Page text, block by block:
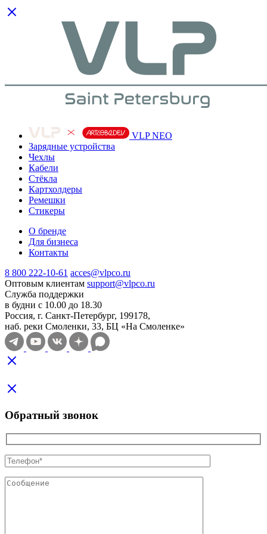
VLP NEO
Зарядные устройства
Чехлы
Кабели
Cтёкла
Картхолдеры
Ремешки
Стикеры
О бренде
Для бизнеса
Контакты
8 800 222-10-61 acces@vlpco.ru
Оптовым клиентам support@vlpco.ru
Служба поддержки
в будни с 10.00 до 18.30
Россия, г. Санкт-Петербург, 199178,
наб. реки Смоленки, 33, БЦ «На Смоленке»
Обратный звонок